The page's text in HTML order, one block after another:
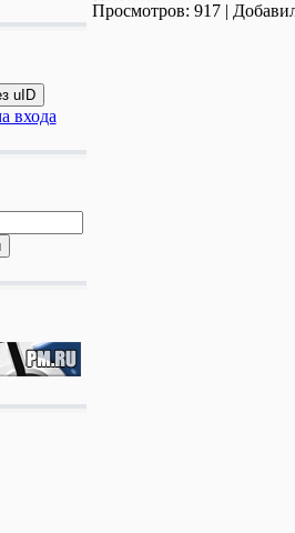
uID
входа
Просмотров: 917 |